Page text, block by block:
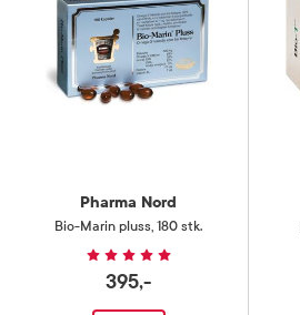
Pharma Nord
Bio-Marin pluss, 180 stk.
395,-